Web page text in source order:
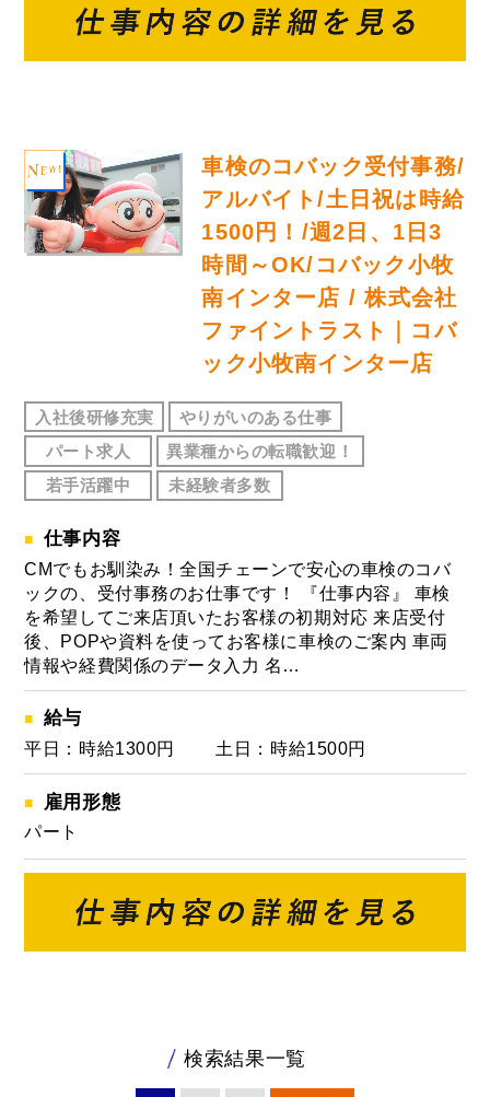
車検のコバック受付事務/
アルバイト/土日祝は時給
1500円！/週2日、1日3
時間～OK/コバック小牧
南インター店 / 株式会社
ファイントラスト｜コバ
ック小牧南インター店
入社後研修充実
やりがいのある仕事
パート求人
異業種からの転職歓迎！
若手活躍中
未経験者多数
仕事内容
CMでもお馴染み！全国チェーンで安心の車検のコバ
ックの、受付事務のお仕事です！ 『仕事内容』 車検
を希望してご来店頂いたお客様の初期対応 来店受付
後、POPや資料を使ってお客様に車検のご案内 車両
情報や経費関係のデータ入力 名…
給与
平日：時給1300円 土日：時給1500円
雇用形態
パート
検索結果一覧